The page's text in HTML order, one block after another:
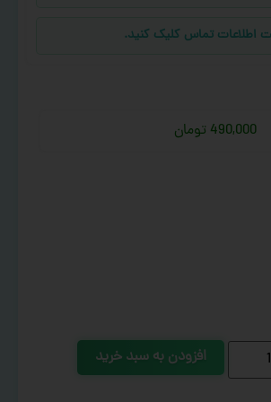
اطلاعات تماس کلیک کنید.
490,000 تومان
افزودن به سبد خرید